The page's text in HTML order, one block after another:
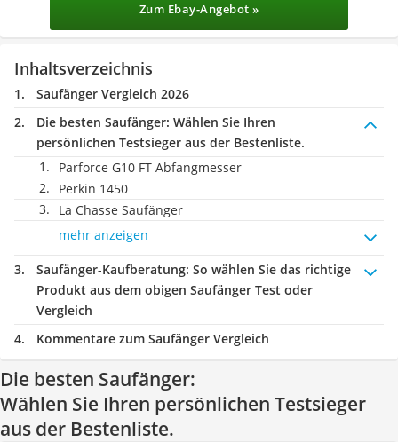
Zum Ebay-Angebot »
Inhaltsverzeichnis
Saufänger Vergleich 2026
Die besten Saufänger: Wählen Sie Ihren
persönlichen Testsieger aus der Bestenliste.
Parforce G10 FT Abfangmesser
Perkin 1450
La Chasse Saufänger
mehr anzeigen
Saufänger-Kaufberatung: So wählen Sie das richtige
Produkt aus dem obigen Saufänger Test oder
Vergleich
Kommentare zum Saufänger Vergleich
Die besten Saufänger:
Wählen Sie Ihren persönlichen Testsieger
aus der Bestenliste.